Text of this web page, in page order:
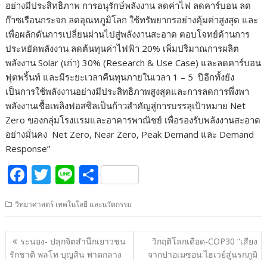
อย่างมีประสิทธิภาพ การอนุรักษ์พลังงาน ลดค่าไฟ ลดคาร์บอน ลด
ก๊าซเรือนกระจก ลดอุณหภูมิโลก ใช้ทรัพยากรอย่างคุ้มค่าสูงสุด และ
เพื่อผลักดันการเปลี่ยนผ่านไปสู่พลังงานสะอาด ตอบโจทย์ด้านการ
ประหยัดพลังงาน ลดต้นทุนค่าไฟฟ้า 20% เพิ่มปริมาณการผลิต
พลังงาน Solar (เก่า) 30% (Research & Use Case) และลดคาร์บอน
ฟุตพริ้นท์ และมีระยะเวลาคืนทุนภายในเวลา 1 – 5 ปีอีกทั้งยัง
เป็นการใช้พลังงานอย่างมีประสิทธิภาพสูงสุดและการลดการพึ่งพา
พลังงานเชื้อเพลิงฟอสซิลเป็นก้าวสำคัญสู่การบรรลุเป้าหมาย Net
Zero ของกลุ่มโรงแรมและอาคารพาณิชย์ เพื่อรองรับพลังงานสะอาด
อย่างมั่นคง Net Zero, Near Zero, Peak Demand และ Demand
Response”
F
e
b
o
T
w
itt
er
Li
n
e
S
ar
e
วิทยาศาสตร์ เทคโนโลยี และนวัตกรรม
แนะแนว
เรื่อง
ระนอง- ปลุกจิตสำนึกเยาวชน
รักชาติ พลโท บุญสิน พาดกลาง
วิกฤติโลกเดือด-COP30 “เสียง
จากป่าอเมซอน:ไฮเวย์สู่นรกภูมิ